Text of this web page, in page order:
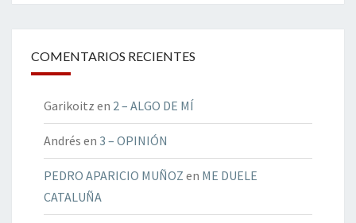
COMENTARIOS RECIENTES
Garikoitz en 2 – ALGO DE MÍ
Andrés en 3 – OPINIÓN
PEDRO APARICIO MUÑOZ en ME DUELE
CATALUÑA